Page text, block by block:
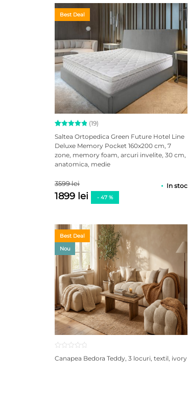
Best Deal
Evaluat la
5 pe baza
a
19
evaluări
de la
(19)
Saltea Ortopedica Green Future Hotel Line
Deluxe Memory Pocket 160x200 cm, 7
zone, memory foam, arcuri invelite, 30 cm,
anatomica, medie
3599 lei
1899 lei - 47 %
In stoc
Best Deal
Nou
Canapea Bedora Teddy, 3 locuri, textil, ivory